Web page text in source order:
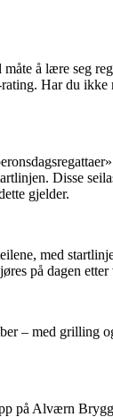
å lære seg
Har du ikke
Disse
gjelder.
med
på dagen
– med grilling
på Alværn